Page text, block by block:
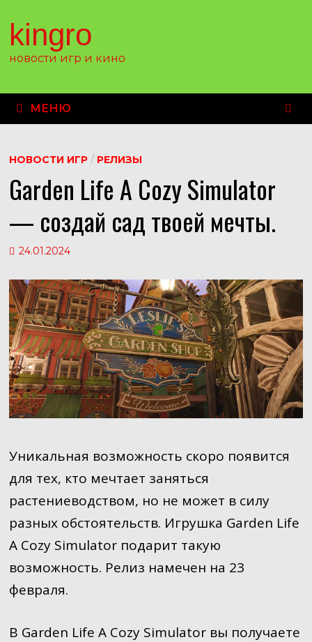
содержимому
kingro
новости игр и кино
МЕНЮ
НОВОСТИ ИГР/ РЕЛИЗЫ
Garden Life A Cozy Simulator
— создай сад твоей мечты.
24.01.2024
Уникальная возможность скоро появится
для тех, кто мечтает заняться
растениеводством, но не может в силу
разных обстоятельств. Игрушка Garden Life
A Cozy Simulator подарит такую
возможность. Релиз намечен на 23
февраля.
В Garden Life A Cozy Simulator вы получаете